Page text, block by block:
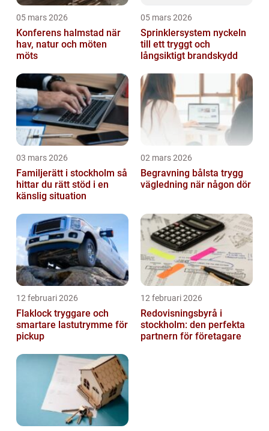
05 mars 2026
Konferens halmstad när
hav, natur och möten
möts
05 mars 2026
Sprinklersystem nyckeln
till ett tryggt och
långsiktigt brandskydd
03 mars 2026
Familjerätt i stockholm så
hittar du rätt stöd i en
känslig situation
02 mars 2026
Begravning bålsta trygg
vägledning när någon dör
12 februari 2026
Flaklock tryggare och
smartare lastutrymme för
pickup
12 februari 2026
Redovisningsbyrå i
stockholm: den perfekta
partnern för företagare